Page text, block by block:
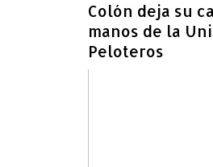
Colón deja su
manos de la
Peloteros